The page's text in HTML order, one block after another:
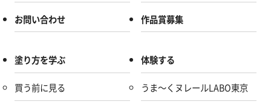
お問い合わせ 作品賞募集
塗り方を学ぶ
買う前に見る
体験する
うま～くヌレールLABO東京